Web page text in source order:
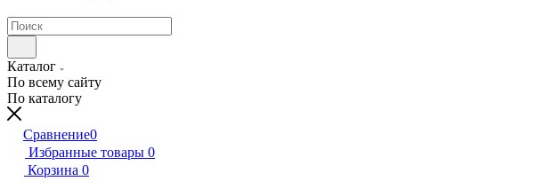
Каталог
По всему сайту
По каталогу
Сравнение0
Избранные товары 0
Корзина 0